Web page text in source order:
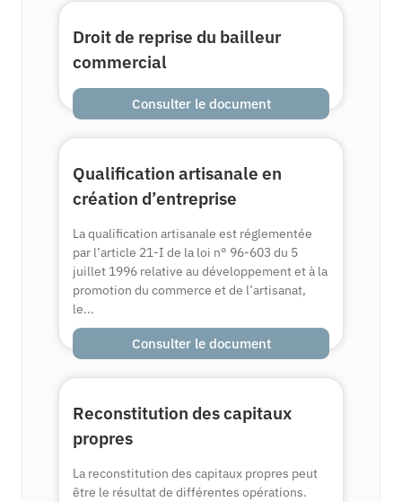
Droit de reprise du bailleur
commercial
Consulter le document
Qualification artisanale en
création d’entreprise
La qualification artisanale est réglementée
par l’article 21-I de la loi n° 96-603 du 5
juillet 1996 relative au développement et à la
promotion du commerce et de l’artisanat,
le...
Consulter le document
Reconstitution des capitaux
propres
La reconstitution des capitaux propres peut
être le résultat de différentes opérations.